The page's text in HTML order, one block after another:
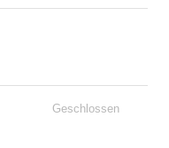
Geschlossen